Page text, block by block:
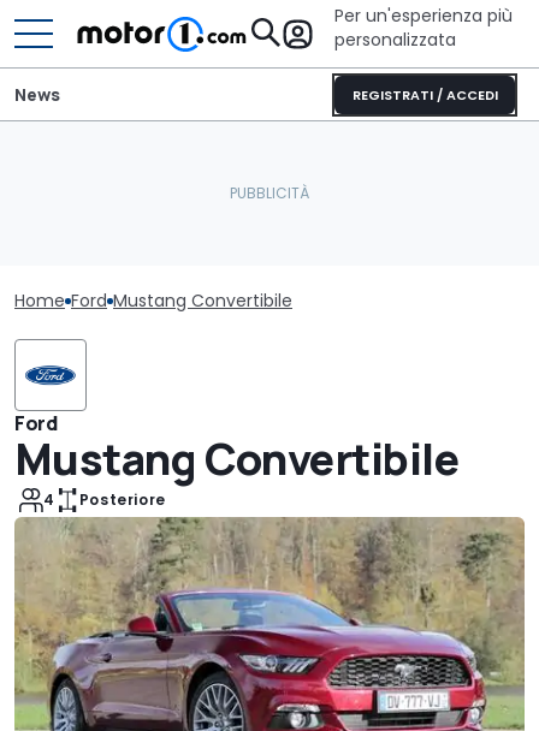
Per un'esperienza più
personalizzata
REGISTRATI / ACCEDI
News
Home Ford Mustang Convertibile
Ford
Mustang Convertibile
4 Posteriore